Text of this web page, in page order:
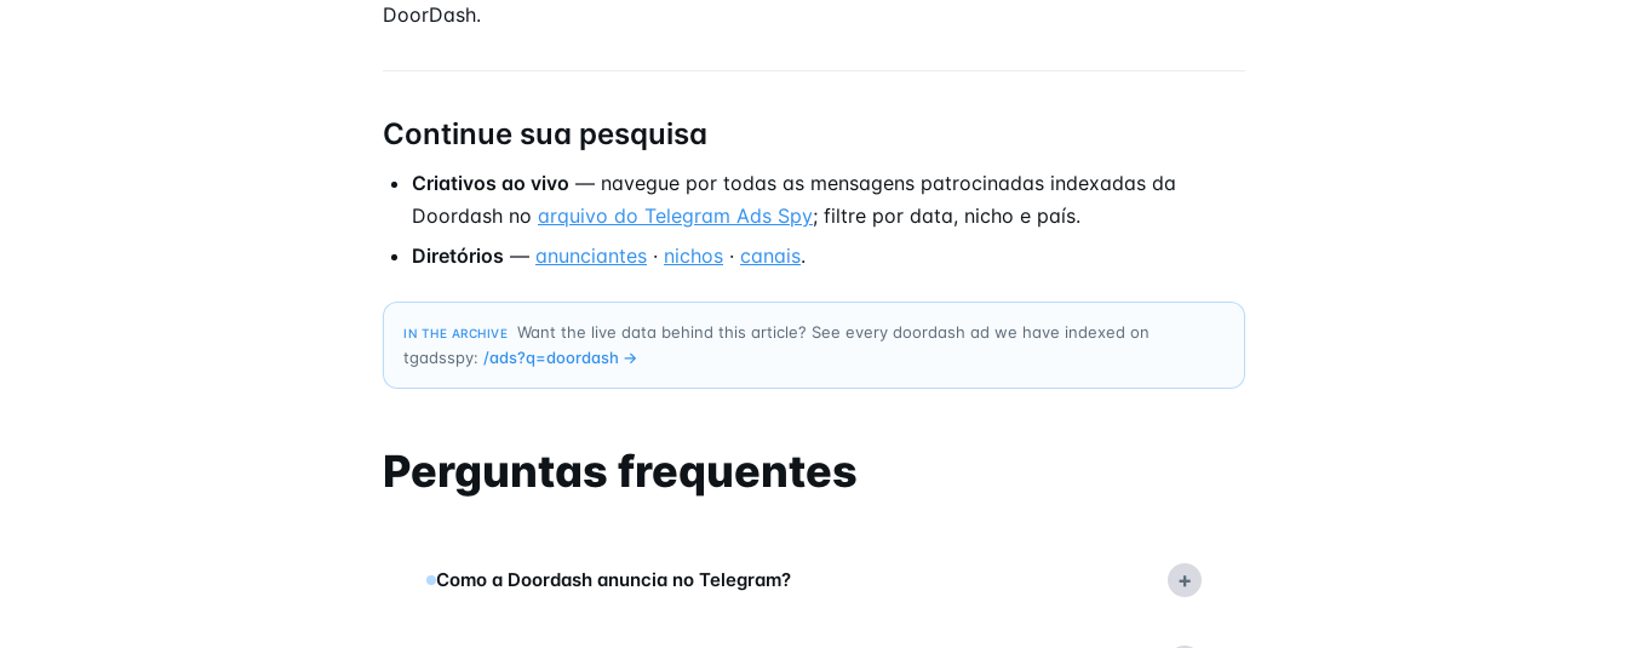
DoorDash.
Continue sua pesquisa
Criativos ao vivo — navegue por todas as mensagens patrocinadas indexadas da
Doordash no arquivo do Telegram Ads Spy; filtre por data, nicho e país.
Diretórios — anunciantes · nichos · canais.
IN THE ARCHIVE
Want the live data behind this article? See every doordash ad we have indexed on
tgadsspy: /ads?q=doordash →
Perguntas frequentes
Como a Doordash anuncia no Telegram? +